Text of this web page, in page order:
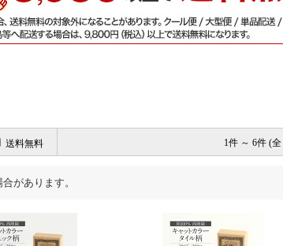
送料無料 1件 ～ 6件 (
があります。